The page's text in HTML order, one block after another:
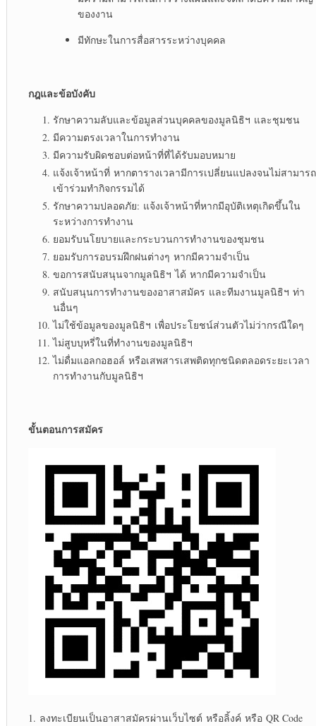
ของงาน​
มีทักษะในการสื่อสารระหว่างบุคคล​
กฎและข้อบังคับ
รักษาความลับและข้อมูลส่วนบุคคลของมูลนิธิฯ และชุมชน​
มีความตรงเวลาในการทำงาน​
มีความรับผิดชอบต่อหน้าที่ที่ได้รับมอบหมาย​
แจ้งเจ้าหน้าที่ หากตารางเวลามีการเปลี่ยนแปลงจนไม่สามารถ
เข้าร่วมทำกิจกรรมได้​
รักษาความปลอดภัย: แจ้งเจ้าหน้าที่หากมีอุบัติเหตุเกิดขึ้นใน
ระหว่างการทำงาน​
ยอมรับนโยบายและกระบวนการทำงานของชุมชน​
ยอมรับการอบรมฝึกฝนต่างๆ หากมีความจำเป็น​
ขอการสนับสนุนจากมูลนิธิฯ ได้ หากมีความจำเป็น​
สนับสนุนการทำงานของอาสาสมัคร และทีมงานมูลนิธิฯ ท่า
นอื่นๆ​
ไม่ใช้ข้อมูลของมูลนิธิฯ เพื่อประโยชน์ส่วนตัวไม่ว่ากรณีใดๆ​
ไม่สูบบุหรี่ในที่ทำงานของมูลนิธิฯ​
ไม่ดื่มแอลกอฮอล์ หรือเสพสารเสพติดทุกชนิดตลอดระยะเวลา
การทำงานกับมูลนิธิฯ
ขั้นตอนการสมัคร
1. ลงทะเบียนเป็นอาสาสมัครผ่านเว็บไซต์ หรือลิ้งค์ หรือQR Code